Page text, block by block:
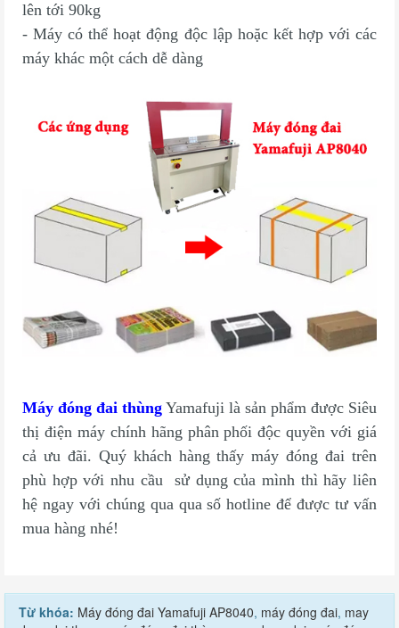
lên tới 90kg
- Máy có thể hoạt động độc lập hoặc kết hợp với các
máy khác một cách dễ dàng
Máy đóng đai thùng Yamafuji là sản phẩm được Siêu
thị điện máy chính hãng phân phối độc quyền với giá
cả ưu đãi. Quý khách hàng thấy máy đóng đai trên
phù hợp với nhu cầu sử dụng của mình thì hãy liên
hệ ngay với chúng qua qua số hotline để được tư vấn
mua hàng nhé!
Từ khóa: Máy đóng đai Yamafuji A​P8040, máy đóng đai, may